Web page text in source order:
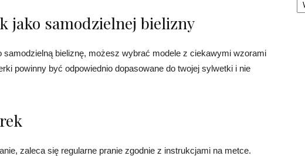
jako samodzielnej bielizny
bieliznę, możesz wybrać modele z ciekawymi wzorami
powinny być odpowiednio dopasowane do twojej sylwetki i nie
zaleca się regularne pranie zgodnie z instrukcjami na metce.